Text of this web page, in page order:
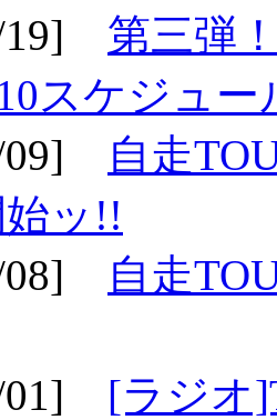
19] 第三弾
スケジュー
09]
自走
ッ!!
08]
自走
01] [ラジオ